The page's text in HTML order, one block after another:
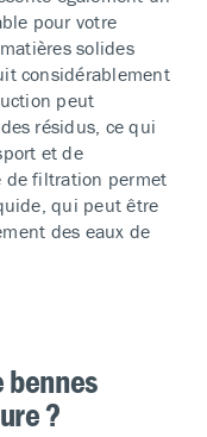
pour votre
solides
considérablement
peut
résidus, ce qui
et de
de filtration permet
qui peut être
des eaux de
bennes
?